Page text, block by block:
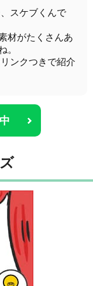
スケブくんで
材がたくさんあ
。
ンクつきで紹介